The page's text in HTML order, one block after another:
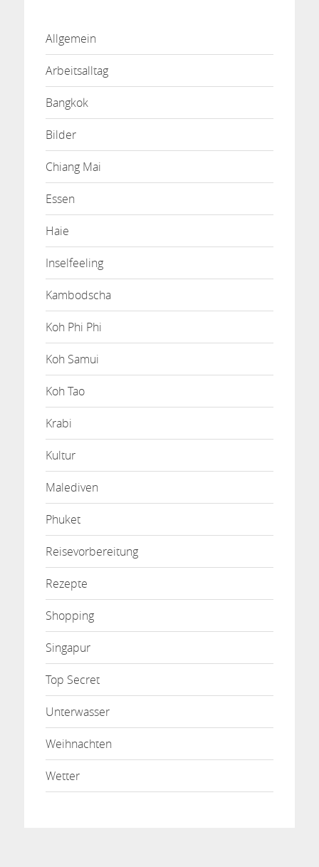
Allgemein
Arbeitsalltag
Bangkok
Bilder
Chiang Mai
Essen
Haie
Inselfeeling
Kambodscha
Koh Phi Phi
Koh Samui
Koh Tao
Krabi
Kultur
Malediven
Phuket
Reisevorbereitung
Rezepte
Shopping
Singapur
Top Secret
Unterwasser
Weihnachten
Wetter